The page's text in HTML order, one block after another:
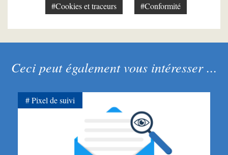
#Cookies et traceurs #Conformité
Ceci peut également vous intéresser ...
Pixel de suivi